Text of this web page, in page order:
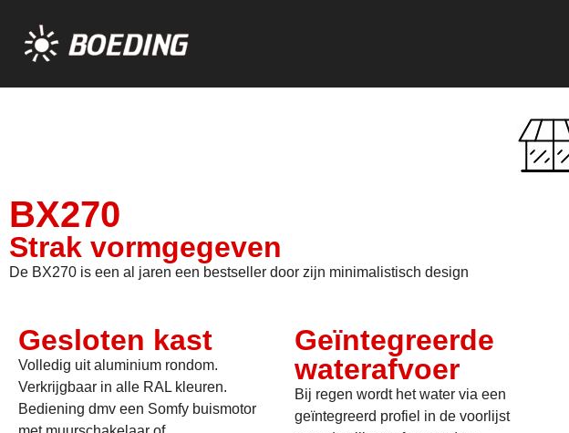
BX270
Strak vormgegeven
De BX270 is een al jaren een bestseller door zijn minimalistisch design
Gesloten kast
Volledig uit aluminium rondom.
Verkrijgbaar in alle RAL kleuren.
Bediening dmv een Somfy buismotor
Geïntegreerde
waterafvoer
Bij regen wordt het water via een
geïntegreerd profiel in de voorlijst